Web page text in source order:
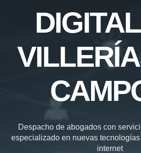
Despacho de abogados con
especializado en nuevas
internet